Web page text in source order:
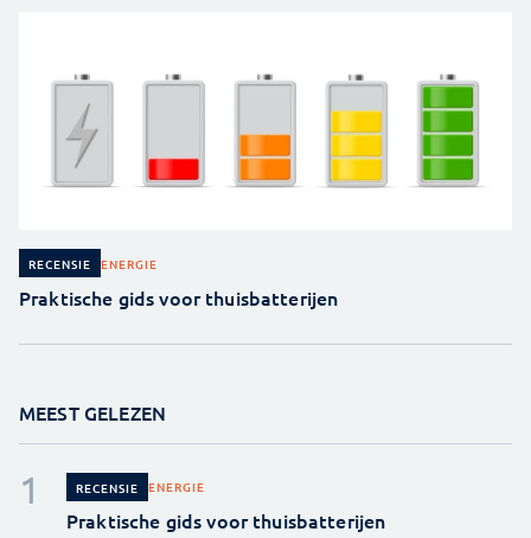
RECENSIE ENERGIE
Praktische gids voor thuisbatterijen
MEEST GELEZEN
RECENSIE ENERGIE
Praktische gids voor thuisbatterijen